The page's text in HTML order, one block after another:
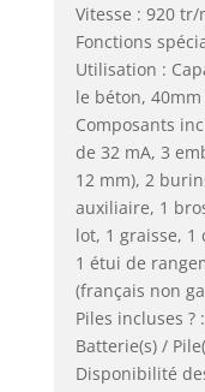
Vitesse : 920 tr/
Fonctions
Utilisation :
le béton,
Composants
de 32 mA, 3
12 mm), 2
auxiliaire, 1
lot, 1 graisse,
1 étui de
(français non
Piles incluses ?
Batterie(s) /
Disponibilité